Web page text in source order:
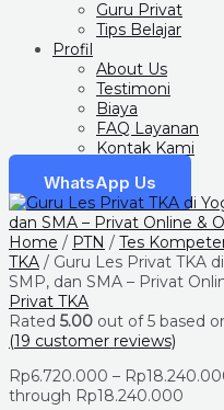
Guru Privat
Tips Belajar
Profil
About Us
Testimoni
Biaya
FAQ Layanan
Kontak Kami
WhatsApp Us
Home / PTN / Tes
TKA / Guru Les Privat TKA
SMP, dan SMA – Privat
Privat TKA
Rated 5.00 out of 5 based
(19 customer reviews)
Rp6.720.000 – Rp
through Rp18.240.000